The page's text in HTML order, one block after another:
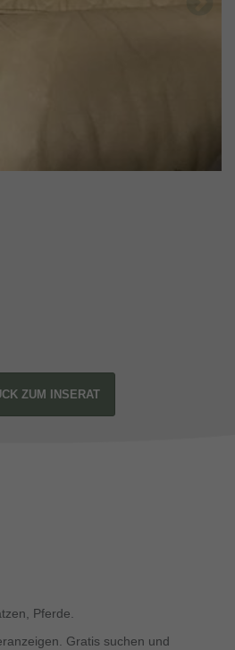
ZUM INSERAT
Pferde.
Gratis suchen und